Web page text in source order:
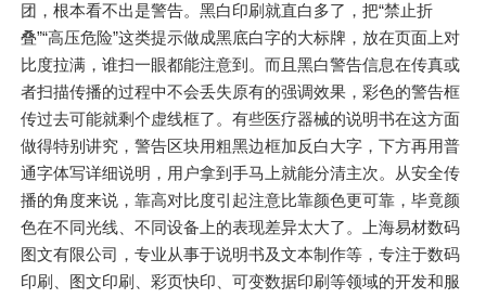
团，根本看不出是警告。黑白印刷就直白多了，把“禁止折
叠”“高压危险”这类提示做成黑底白字的大标牌，放在页面上对
比度拉满，谁扫一眼都能注意到。而且黑白警告信息在传真或
者扫描传播的过程中不会丢失原有的强调效果，彩色的警告框
传过去可能就剩个虚线框了。有些医疗器械的说明书在这方面
做得特别讲究，警告区块用粗黑边框加反白大字，下方再用普
通字体写详细说明，用户拿到手马上就能分清主次。从安全传
播的角度来说，靠高对比度引起注意比靠颜色更可靠，毕竟颜
色在不同光线、不同设备上的表现差异太大了。上海易材数码
图文有限公司，专业从事于说明书及文本制作等，专注于数码
印刷、图文印刷、彩页快印、可变数据印刷等领域的开发和服